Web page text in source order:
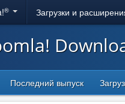
® Загрузки и
Последний выпуск